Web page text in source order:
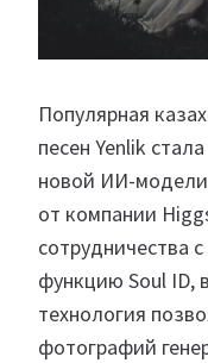
Популярная
песен Yenlik
новой ИИ-
от компании
сотрудничества
функцию Soul ID,
технология
фотографий